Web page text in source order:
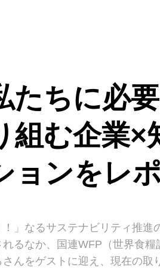
たちに必
組む企業×
ョンをレ
！」なるサステナビリティ推
れるなか、国連WFP（世界食
んをゲストに迎え、現在の